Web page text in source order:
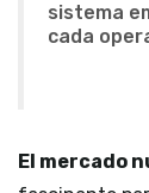
sistema
cada
El mercado